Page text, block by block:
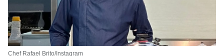
Chef Rafael Brito/Instagram